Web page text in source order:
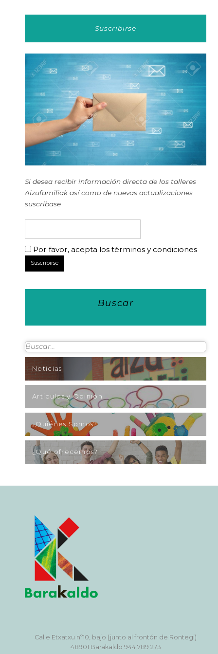
Suscribirse
Si desea recibir información directa de los talleres
Aizufamiliak así como de nuevas actualizaciones
suscríbase
Por favor, acepta los términos y condiciones
Buscar
Noticias
Artículos y Opinión
¿Quiénes Somos?
¿Qué ofrecemos?
Calle Etxatxu nº10, bajo (junto al frontón de Rontegi)
48901 Barakaldo 944 789 273